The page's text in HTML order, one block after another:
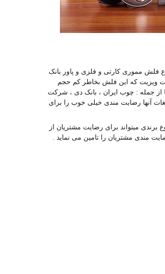
فلش مموری کارتی و فلزی و پاور بانک
ویزیت که این فلش بخاطر کم حجم
از جمله : چوب ایران ، بانک دی ، شرکت
آنها رضایت مندی خیلی خوب را برای
برندی میتواند برای رضایت مشتریان از
مندی مشتریان را تامین می نماید .